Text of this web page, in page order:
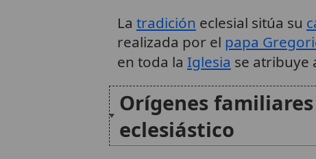
La tradición eclesial sitúa su
realizada por el papa
en toda la Iglesia se atribuye
Orígenes
eclesiástico